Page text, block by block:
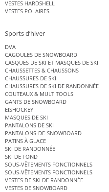
VESTES HARDSHELL
VESTES POLAIRES
Sports d’hiver
DVA
CAGOULES DE SNOWBOARD
CASQUES DE SKI ET MASQUES DE SKI
CHAUSSETTES & CHAUSSONS
CHAUSSURES DE SKI
CHAUSSURES DE SKI DE RANDONNÉE
COUTEAUX & MULTITOOLS
GANTS DE SNOWBOARD
EISHOCKEY
MASQUES DE SKI
PANTALONS DE SKI
PANTALONS-DE-SNOWBOARD
PATINS À GLACE
SKI DE RANDONNÉE
SKI DE FOND
SOUS-VÊTEMENTS FONCTIONNELS
SOUS-VÊTEMENTS FONCTIONNELS
VESTES DE SKI DE RANDONNÉE
VESTES DE SNOWBOARD